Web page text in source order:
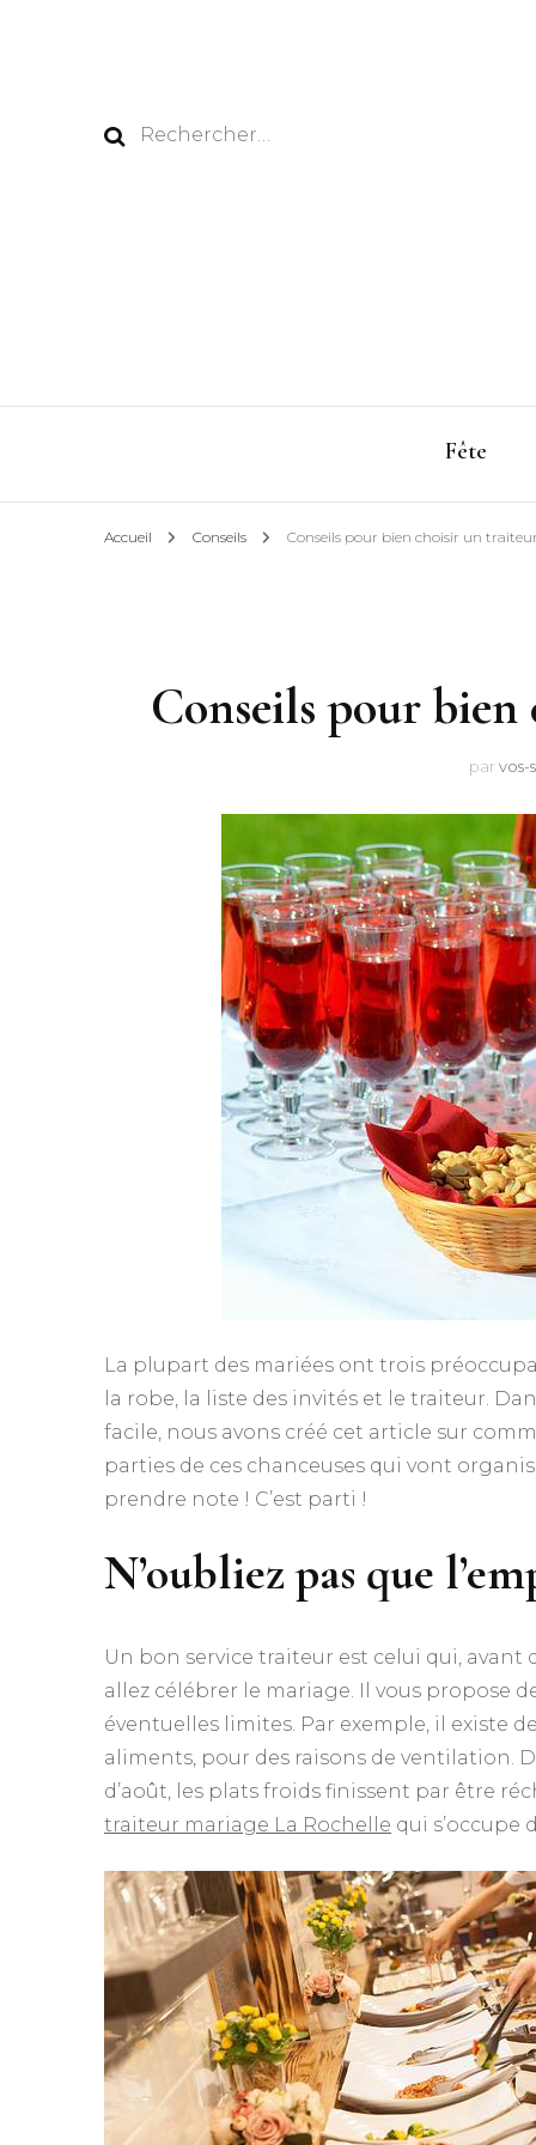
Rechercher :
Fête
Accueil Conseils Conseils pour bien choisir un
Conseils pour
par vos-
La plupart des mariées ont trois
la robe, la liste des invités et le traiteur.
facile, nous avons créé cet article sur
parties de ces chanceuses qui vont
prendre note ! C’est parti !
N’oubliez pas que
Un bon service traiteur est celui qui,
allez célébrer le mariage. Il vous propose
éventuelles limites. Par exemple, il existe
aliments, pour des raisons de ventilation.
d’août, les plats froids finissent par être
traiteur mariage La Rochelle qui s’occupe